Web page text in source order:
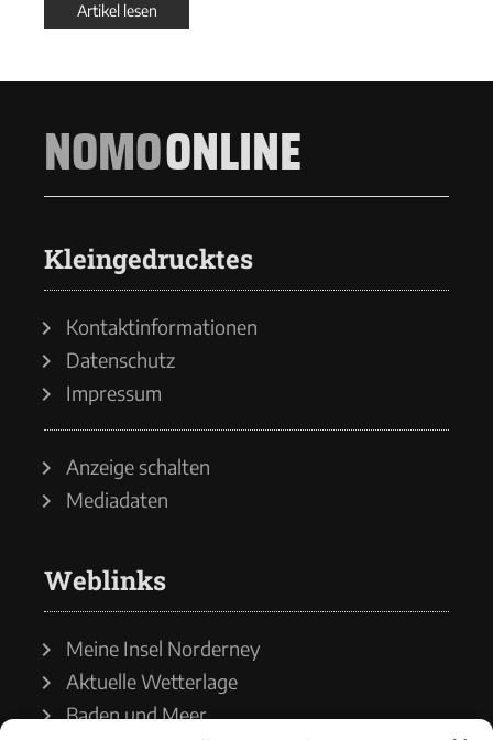
Artikel lesen
NOMOONLINE
Kleingedrucktes
Kontaktinformationen
Datenschutz
Impressum
Anzeige schalten
Mediadaten
Weblinks
Meine Insel Norderney
Aktuelle Wetterlage
Baden und Meer